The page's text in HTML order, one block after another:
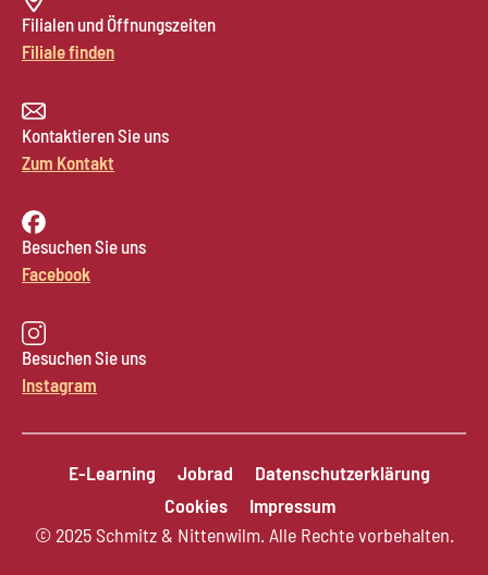
Filialen und Öffnungszeiten
Filiale finden
Kontaktieren Sie uns
Zum Kontakt
Besuchen Sie uns
Facebook
Besuchen Sie uns
Instagram
© 2025 Schmitz & Nittenwilm. Alle Rechte vorbehalten.
E-Learning Jobrad
Datenschutzerklärung
Cookies
Impressum